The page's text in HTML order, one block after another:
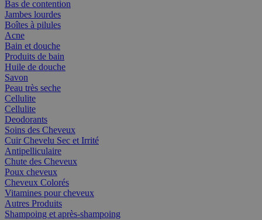
Bas de contention
Jambes lourdes
Boîtes à pilules
Acne
Bain et douche
Produits de bain
Huile de douche
Savon
Peau très seche
Cellulite
Cellulite
Deodorants
Soins des Cheveux
Cuir Chevelu Sec et Irrité
Antipelliculaire
Chute des Cheveux
Poux cheveux
Cheveux Colorés
Vitamines pour cheveux
Autres Produits
Shampoing et après-shampoing